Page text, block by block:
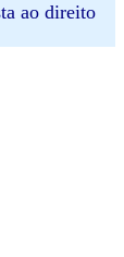
ao direito